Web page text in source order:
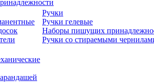
Ручки
Ручки гелевые
Наборы пишущих
Ручки со стираемыми